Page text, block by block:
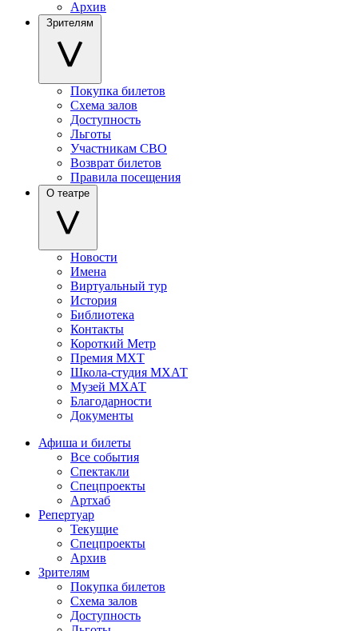
Архив
Зрителям
Покупка билетов
Схема залов
Доступность
Льготы
Участникам СВО
Возврат билетов
Правила посещения
О театре
Новости
Имена
Виртуальный тур
История
Библиотека
Контакты
Короткий Метр
Премия МХТ
Школа-студия МХАТ
Музей МХАТ
Благодарности
Документы
Афиша и билеты
Все события
Спектакли
Спецпроекты
Артхаб
Репертуар
Текущие
Спецпроекты
Архив
Зрителям
Покупка билетов
Схема залов
Доступность